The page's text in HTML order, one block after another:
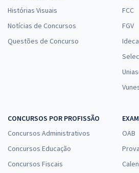
Histórias Visuais
Notícias de Concursos
Questões de Concurso
FCC
FGV
CONCURSOS POR PROFISSÃO
Concursos Administrativos
Concursos Educação
Concursos Fiscais
OAB